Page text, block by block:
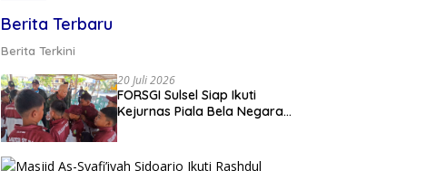
Berita Terbaru
Berita Terkini
20 Juli 2026
FORSGI Sulsel Siap Ikuti
Kejurnas Piala Bela Negara